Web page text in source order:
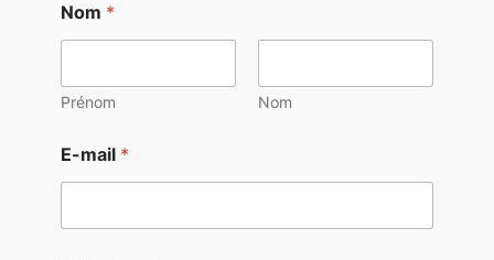
Nom *
Prénom Nom
E-mail *